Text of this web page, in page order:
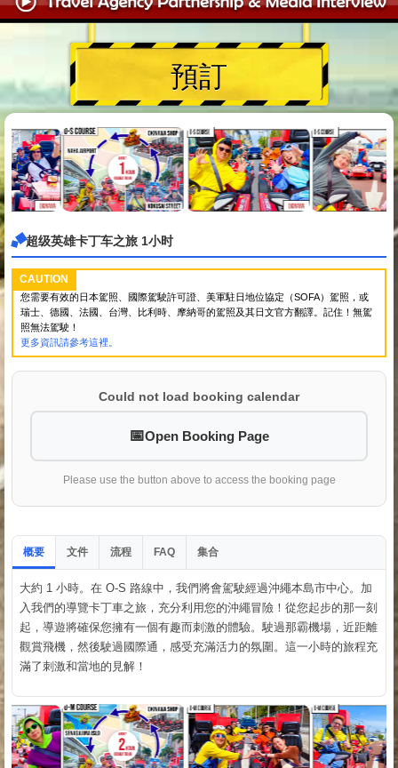
預訂
超级英雄卡丁车之旅 1小时
CAUTION
您需要有效的日本駕照、國際駕駛許可證、美軍駐日地位協定（SOFA）駕照，或
瑞士、德國、法國、台灣、比利時、摩納哥的駕照及其日文官方翻譯。記住！無駕
照無法駕駛！
更多資訊請參考這裡。
Could not load booking calendar
Open Booking Page
Please use the button above to access the booking page
概要 文件 流程 FAQ 集合
大約 1 小時。在 O-S 路線中，我們將會駕駛經過沖繩本島市中心。加
入我們的導覽卡丁車之旅，充分利用您的沖繩冒險！從您起步的那一刻
起，導遊將確保您擁有一個有趣而刺激的體驗。駛過那霸機場，近距離
觀賞飛機，然後駛過國際通，感受充滿活力的氛圍。這一小時的旅程充
滿了刺激和當地的見解！